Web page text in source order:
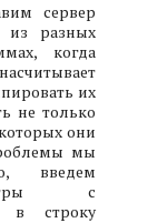
сервер
из разных
когда
их
не только
они
мы
введем
с
в строку